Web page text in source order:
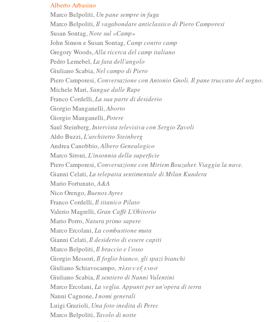
Alberto Arbasino
Marco Belpoliti, Un pane sempre in fuga
Marco Belpoliti,Il vagabondare anticlassico di Piero Camporesi
Susan Sontag,Note sul «Camp»
John Simon e Susan Sontag, Camp contro camp
Gregory Woods,Alla ricerca del camp italiano
Pedro Lemebel,La fata dell'angolo
Giuliano Scabia,Nel campo di Piero
Piero Camporesi, Conversazione con Antonio Gnoli. Il pane truccato del sogno.
Michele Mari,Sangue dalle Rape
Franco Cordelli,La sua parte di desiderio
Giorgio Manganelli,Aborto
Giorgio Manganelli,Potere
Saul Steinberg,Intervista televisiva con Sergio Zavoli
Aldo Buzzi,L'architetto Steinberg
Andrea Canobbio,Albero Genealogico
Marco Sironi,L'insonnia della superficie
Piero Camporesi, Conversazione con Miriem Bouzaher. Viaggia la nave.
Gianni Celati,La telepatia sentimentale di Milan Kundera
Mario Fortunato,A&A
Nico Orengo,Buenos Ayres
Franco Cordelli,Il titanico Pilato
Valerio Magrelli,Gran Caffè L'Obitorio
Mario Porro,Natura primo sapere
Marco Ercolani,La combustione muta
Gianni Celati,Il desiderio di essere capiti
Marco Belpoliti,Il braccio e l'osso
Giorgio Messori,Il foglio bianco, gli spazi bianchi
Giuliano Schiavocampo,πλεον εξ ενοσ
Giuliano Scabia,Il sentiero di Nanni Valentini
Marco Ercolani,La veglia. Appunti per un'opera di terra
Nanni Cagnone,I nomi generali
Luigi Grazioli, Una foto inedita di Perec
Marco Belpoliti, Tavolo di notte